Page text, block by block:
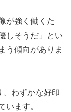
が強く働くた
しそうだ」とい
う傾向がありま
、わずかな好印
います。